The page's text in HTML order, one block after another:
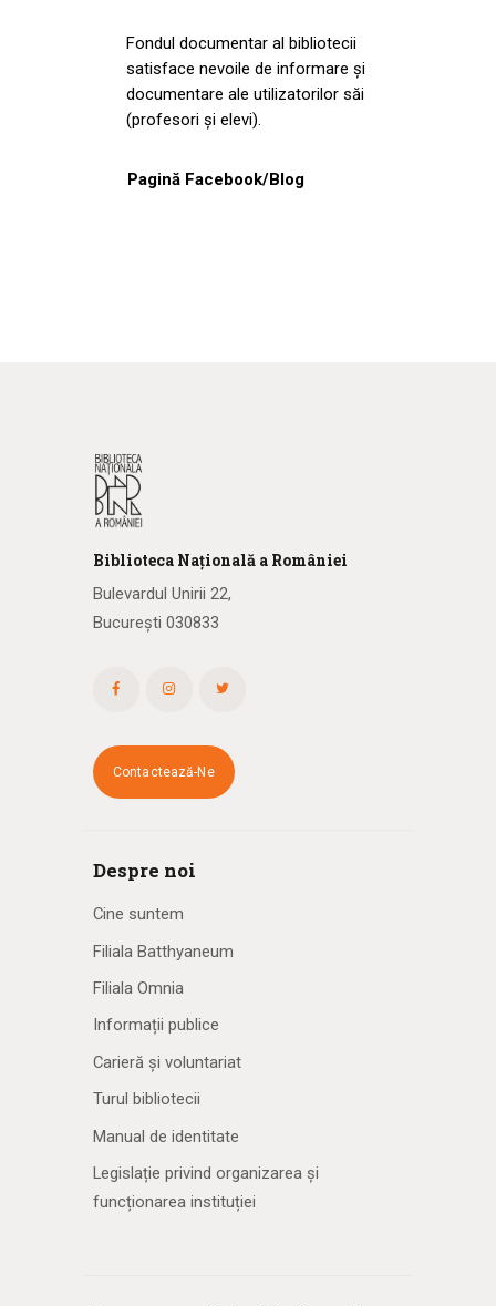
Fondul documentar al bibliotecii
satisface nevoile de informare și
documentare ale utilizatorilor săi
(profesori și elevi).
Pagină Facebook/Blog
Biblioteca Națională a României
Bulevardul Unirii 22,
București 030833
Contactează-Ne
Despre noi
Cine suntem
Filiala Batthyaneum
Filiala Omnia
Informații publice
Carieră și voluntariat
Turul bibliotecii
Manual de identitate
Legislație privind organizarea și
funcționarea instituției